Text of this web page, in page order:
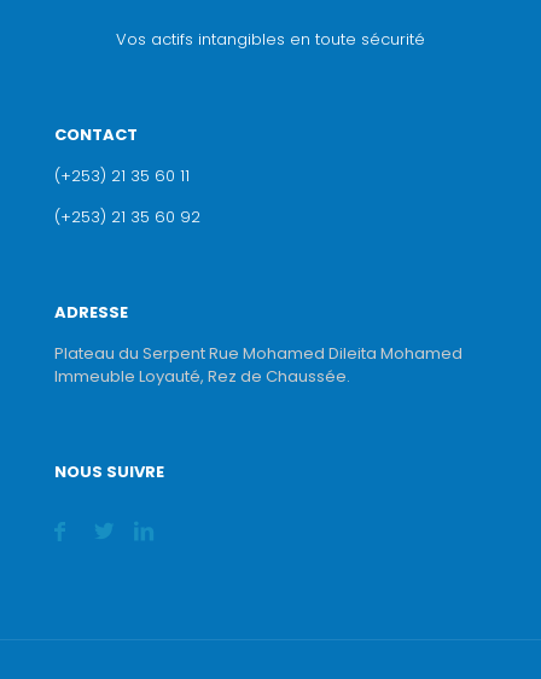
Vos actifs intangibles en toute sécurité
CONTACT
(+253) 21 35 60 11
(+253) 21 35 60 92
ADRESSE
Plateau du Serpent Rue Mohamed Dileita Mohamed
Immeuble Loyauté, Rez de Chaussée.
NOUS SUIVRE